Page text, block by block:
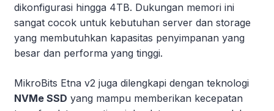
dikonfigurasi hingga 4TB. Dukungan memori ini
sangat cocok untuk kebutuhan server dan storage
yang membutuhkan kapasitas penyimpanan yang
besar dan performa yang tinggi.
MikroBits Etna v2 juga dilengkapi dengan teknologi
NVMe SSD yang mampu memberikan kecepatan